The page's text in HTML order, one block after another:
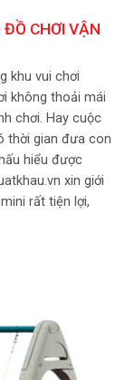
CHƠI VẬN
khu vui chơi
không thoải mái
chơi. Hay cuộc
thời gian đưa con
hiểu được
xin giới
rất tiện lợi,